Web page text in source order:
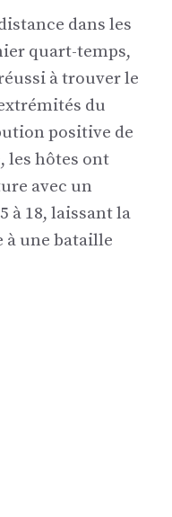
dans les
quart-temps,
à trouver le
du
positive de
les hôtes ont
avec un
à 18, laissant la
à une bataille